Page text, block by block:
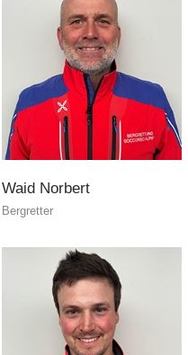
Waid Norbert
Bergretter